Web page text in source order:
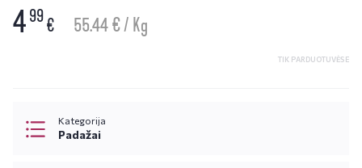
499€ 55.44 € / Kg
TIK PARDUOTUVĖSE
Kategorija
Padažai